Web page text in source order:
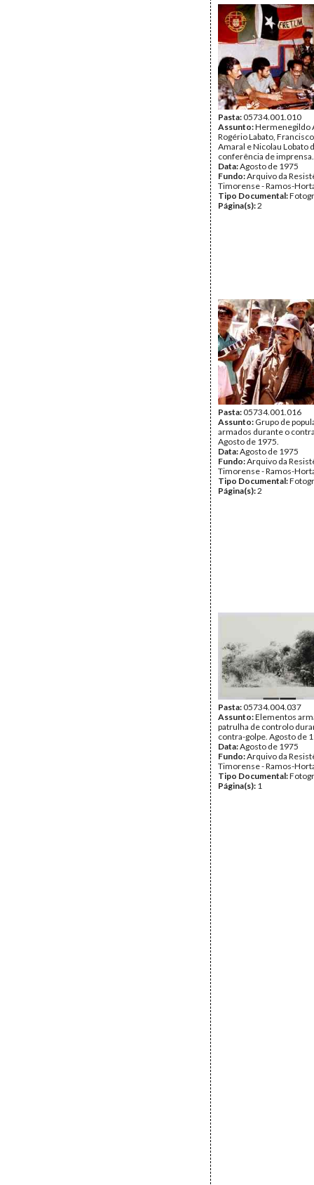
Pasta:05734.001.010
Assunto:Hermenegildo
Rogério Labato,
Amaral e Nicolau Lobato
conferência de imprensa.
Data:Agosto de 1975
Fundo:Arquivo da
Timorense - Ramos-
Tipo Documental:
Página(s):2
Pasta:05734.001.016
Assunto: Grupo de
armados durante o
Agosto de 1975.
Data:Agosto de 1975
Fundo:Arquivo da
Timorense - Ramos-
Tipo Documental:
Página(s):2
Pasta:05734.004.037
Assunto:Elementos
patrulha de controlo
contra-golpe. Agosto de
Data:Agosto de 1975
Fundo:Arquivo da
Timorense - Ramos-
Tipo Documental:
Página(s): 1